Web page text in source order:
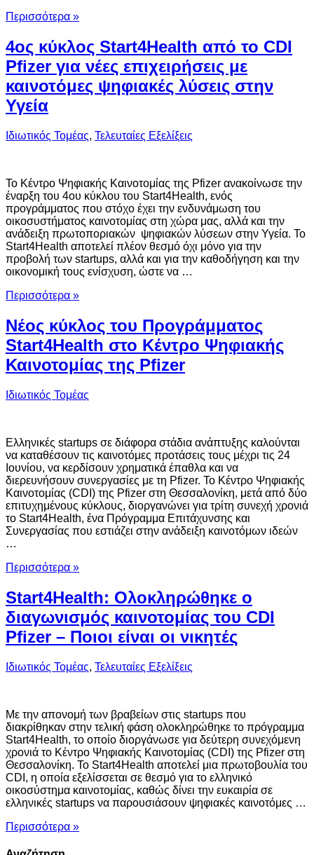
Περισσότερα »
4ος κύκλος Start4Health από το CDI
Pfizer για νέες επιχειρήσεις με
καινοτόμες ψηφιακές λύσεις στην
Υγεία
Ιδιωτικός Τομέας, Τελευταίες Εξελίξεις
Το Κέντρο Ψηφιακής Καινοτομίας της Pfizer ανακοίνωσε την
έναρξη του 4ου κύκλου του Start4Health, ενός
προγράμματος που στόχο έχει την ενδυνάμωση του
οικοσυστήματος καινοτομίας στη χώρα μας, αλλά και την
ανάδειξη πρωτοποριακών ψηφιακών λύσεων στην Υγεία. Το
Start4Health αποτελεί πλέον θεσμό όχι μόνο για την
προβολή των startups, αλλά και για την καθοδήγηση και την
οικονομική τους ενίσχυση, ώστε να …
Περισσότερα »
Νέος κύκλος του Προγράμματος
Start4Health στο Κέντρο Ψηφιακής
Καινοτομίας της Pfizer
Ιδιωτικός Τομέας
Eλληνικές startups σε διάφορα στάδια ανάπτυξης καλούνται
να καταθέσουν τις καινοτόμες προτάσεις τους μέχρι τις 24
Ιουνίου, να κερδίσουν χρηματικά έπαθλα και να
διερευνήσουν συνεργασίες με τη Pfizer. Το Κέντρο Ψηφιακής
Καινοτομίας (CDI) της Pfizer στη Θεσσαλονίκη, μετά από δύο
επιτυχημένους κύκλους, διοργανώνει για τρίτη συνεχή χρονιά
το Start4Health, ένα Πρόγραμμα Επιτάχυνσης και
Συνεργασίας που εστιάζει στην ανάδειξη καινοτόμων ιδεών
…
Περισσότερα »
Start4Health: Ολοκληρώθηκε ο
διαγωνισμός καινοτομίας του CDI
Pfizer – Ποιοι είναι οι νικητές
Ιδιωτικός Τομέας, Τελευταίες Εξελίξεις
Με την απονομή των βραβείων στις startups που
διακρίθηκαν στην τελική φάση ολοκληρώθηκε το πρόγραμμα
Start4Health, το οποίο διοργάνωσε για δεύτερη συνεχόμενη
χρονιά το Kέντρο Ψηφιακής Καινοτομίας (CDI) της Pfizer στη
Θεσσαλονίκη. Το Start4Health αποτελεί μια πρωτοβουλία του
CDI, η οποία εξελίσσεται σε θεσμό για το ελληνικό
οικοσύστημα καινοτομίας, καθώς δίνει την ευκαιρία σε
ελληνικές startups να παρουσιάσουν ψηφιακές καινοτόμες …
Περισσότερα »